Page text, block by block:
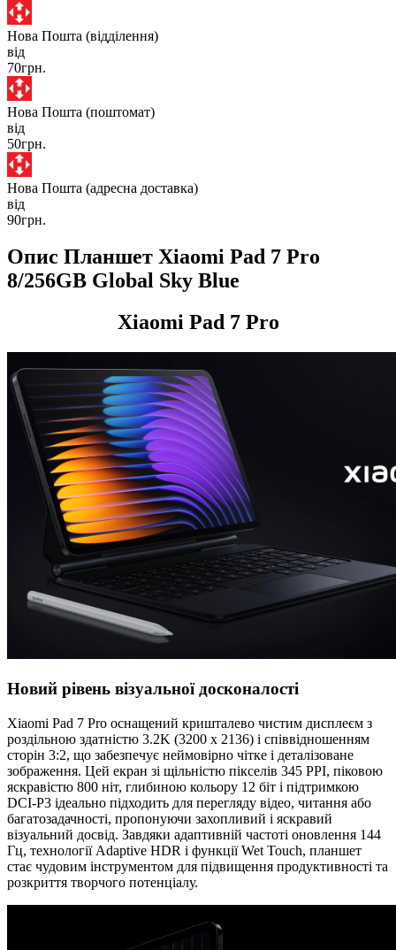
Нова Пошта (відділення)
від
70грн.
Нова Пошта (поштомат)
від
50грн.
Нова Пошта (адресна доставка)
від
90грн.
Опис Планшет Xiaomi Pad 7 Pro
8/256GB Global Sky Blue
Xiaomi Pad 7 Pro
Новий рівень візуальної досконалості
Xiaomi Pad 7 Pro оснащений кришталево чистим дисплеєм з
роздільною здатністю 3.2K (3200 x 2136) і співвідношенням
сторін 3:2, що забезпечує неймовірно чітке і деталізоване
зображення. Цей екран зі щільністю пікселів 345 PPI, піковою
яскравістю 800 ніт, глибиною кольору 12 біт і підтримкою
DCI-P3 ідеально підходить для перегляду відео, читання або
багатозадачності, пропонуючи захопливий і яскравий
візуальний досвід. Завдяки адаптивній частоті оновлення 144
Гц, технології Adaptive HDR і функції Wet Touch, планшет
стає чудовим інструментом для підвищення продуктивності та
розкриття творчого потенціалу.